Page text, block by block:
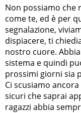
Non possiamo che
come te, ed è per
segnalazione,
dispiacere, ti
nostro cuore.
sistema e quindi
prossimi giorni sia
Ci scusiamo
sicuri che saprai
ragazzi abbia